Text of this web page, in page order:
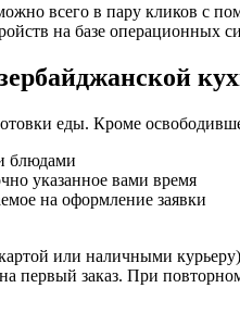
всего в пару кликов с
на базе операционных
еды. Кроме
блюдами
указанное вами время
на оформление заявки
или наличными
первый заказ. При